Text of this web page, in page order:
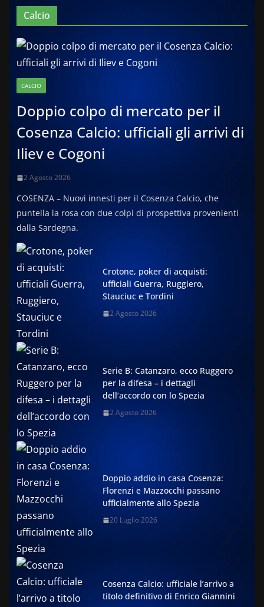
Calcio
CALCIO
Doppio colpo di mercato per il
Cosenza Calcio: ufficiali gli arrivi di
Iliev e Cogoni
2 Agosto 2026
COSENZA – Nuovi innesti per il Cosenza Calcio, che
puntella la rosa con due colpi di prospettiva provenienti
dalla Sardegna.
Crotone, poker di acquisti:
ufficiali Guerra, Ruggiero,
Stauciuc e Tordini
2 Agosto 2026
Serie B: Catanzaro, ecco Ruggero
per la difesa – i dettagli
dell’accordo con lo Spezia
2 Agosto 2026
Doppio addio in casa Cosenza:
Florenzi e Mazzocchi passano
ufficialmente allo Spezia
20 Luglio 2026
Cosenza Calcio: ufficiale l’arrivo a
titolo definitivo di Enrico Giannini